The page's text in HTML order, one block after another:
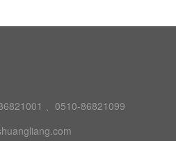
、0510-86821099